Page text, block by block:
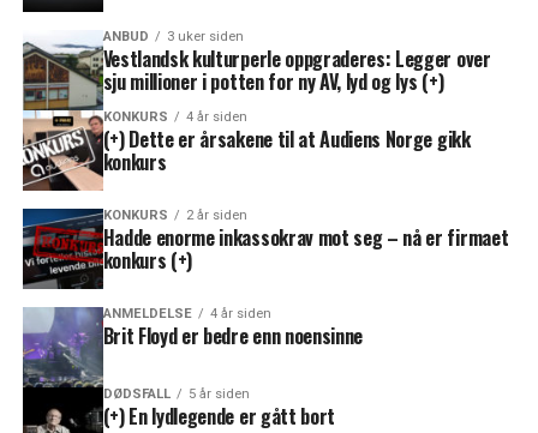
ANBUD 3 uker siden
Vestlandsk kulturperle oppgraderes: Legger over
sju millioner i potten for ny AV, lyd og lys (+)
KONKURS 4 år siden
(+) Dette er årsakene til at Audiens Norge gikk
konkurs
KONKURS 2 år siden
Hadde enorme inkassokrav mot seg – nå er firmaet
konkurs (+)
ANMELDELSE 4 år siden
Brit Floyd er bedre enn noensinne
DØDSFALL 5 år siden
(+) En lydlegende er gått bort